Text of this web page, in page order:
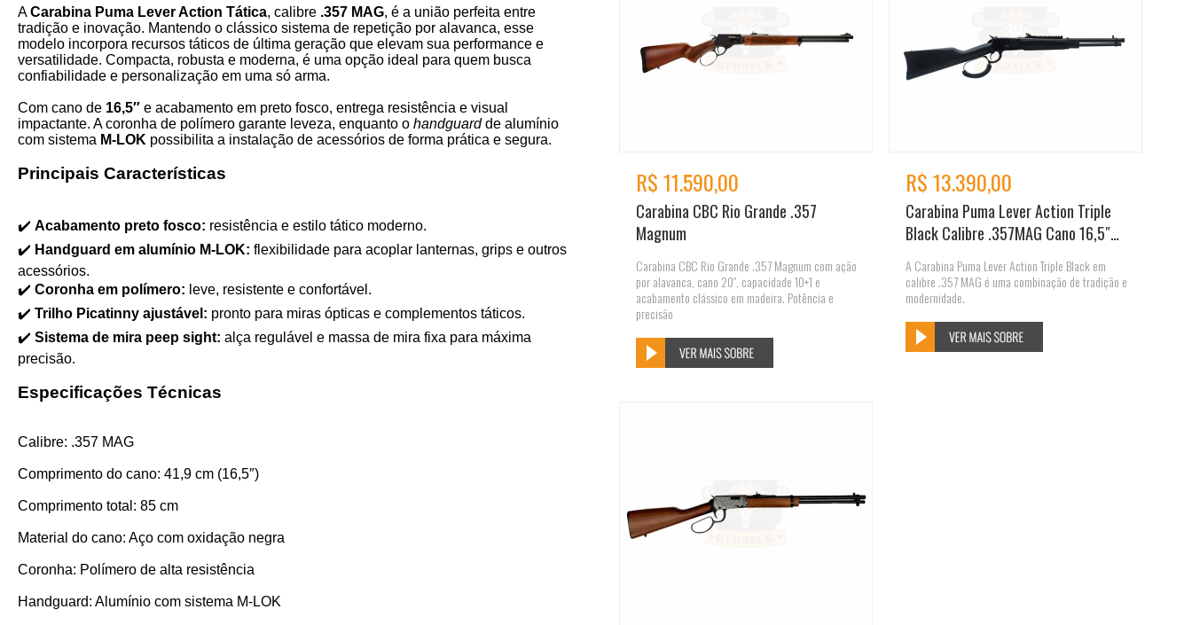
ACarabina Puma Lever Action Tática, calibre .357 MAG, é a união perfeita entre
tradição e inovação. Mantendo o clássico sistema de repetição por alavanca, esse
modelo incorpora recursos táticos de última geração que elevam sua performance e
versatilidade. Compacta, robusta e moderna, é uma opção ideal para quem busca
confiabilidade e personalização em uma só arma.
Com cano de 16,5″ e acabamento em preto fosco, entrega resistência e visual
impactante. A coronha de polímero garante leveza, enquanto o handguardde alumínio
com sistema M-LOK possibilita a instalação de acessórios de forma prática e segura.
Principais Características
✔️ Acabamento preto fosco: resistência e estilo tático moderno.
✔️ Handguard em alumínio M-LOK: flexibilidade para acoplar lanternas, grips e outros
acessórios.
✔️ Coronha em polímero: leve, resistente e confortável.
✔️ Trilho Picatinny ajustável: pronto para miras ópticas e complementos táticos.
✔️ Sistema de mira peep sight: alça regulável e massa de mira fixa para máxima
precisão.
Especificações Técnicas
Calibre: .357 MAG
Comprimento do cano: 41,9 cm (16,5″)
Comprimento total: 85 cm
Material do cano: Aço com oxidação negra
Coronha: Polímero de alta resistência
Handguard: Alumínio com sistema M-LOK
R$ 11.590,00
Carabina CBC Rio Grande .357
Magnum
Carabina CBC Rio Grande .357 Magnum com ação
por alavanca, cano 20″, capacidade 10+1 e
acabamento clássico em madeira. Potência e
precisão
R$ 13.390,00
Carabina Puma Lever Action Triple
Black Calibre .357MAG Cano 16,5″
A Carabina Puma Lever Action Triple Black em
calibre .357 MAG é uma combinação de tradição e
modernidade.